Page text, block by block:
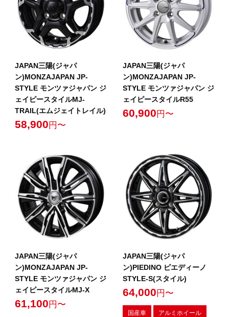
JAPAN三陽(ジャパ
ン)MONZAJAPAN JP-
STYLE モンツァジャパン ジ
ェイピースタイルMJ-
TRAIL(エムジェイトレイル)
58,900 円〜
JAPAN三陽(ジャパ
ン)MONZAJAPAN JP-
STYLE モンツァジャパン ジ
ェイピースタイルR55
60,900 円〜
JAPAN三陽(ジャパ
ン)MONZAJAPAN JP-
STYLE モンツァジャパン ジ
ェイピースタイルMJ-X
61,100 円〜
JAPAN三陽(ジャパ
ン)PIEDINO ピエディーノ
STYLE-S(スタイル)
64,000 円〜
国産車 アルミホイール